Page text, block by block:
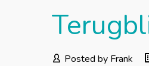
Posted by Frank